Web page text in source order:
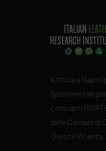
Istituita a Napoli
Sperimentale
concianti (SSIP)
delle Camere di
Ovest e Vicenza.